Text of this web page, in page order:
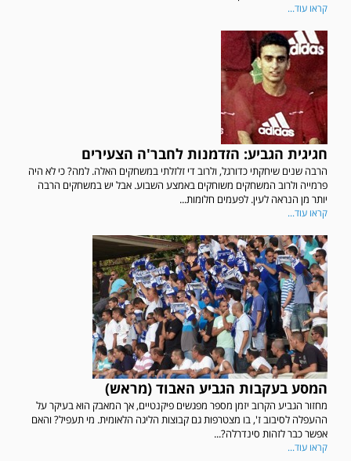
קראו עוד...
חגיגית הגביע: הזדמנות לחבר'ה הצעירים
הרבה שנים שיחקתי כדורגל, ולרוב די זלזלתי במשחקים האלה. למה? כי לא היה
פרמייה ולרוב המשחקים משוחקים באמצע השבוע. אבל יש במשחקים הרבה
יותר מן הנראה לעין. לפעמים חלומות...
קראו עוד...
המסע בעקבות הגביע האבוד (מראש)
מחזור הגביע הקרוב יזמן מספר מפגשים פיקנטיים, אך המאבק הוא בעיקר על
ההעפלה לסיבוב ז', בו מצטרפות גם קבוצות הליגה הלאומית. מי תעפיל? והאם
אפשר כבר לזהות סינדרלה?...
קראו עוד...